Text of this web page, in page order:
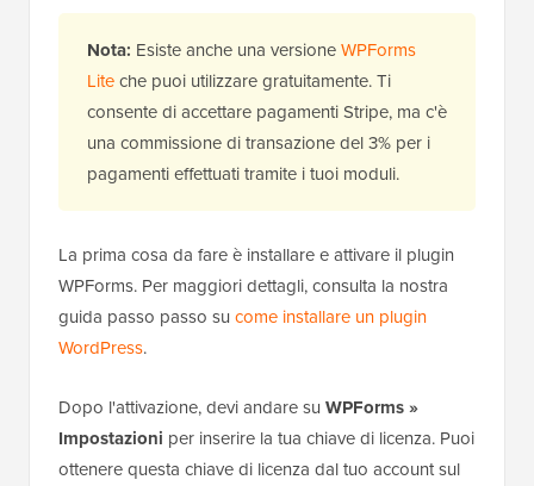
Nota: Esiste anche una versioneWPForms
Liteche puoi utilizzare gratuitamente. Ti
consente di accettare pagamenti Stripe, ma c'è
una commissione di transazione del 3% per i
pagamenti effettuati tramite i tuoi moduli.
La prima cosa da fare è installare e attivare il plugin
WPForms. Per maggiori dettagli, consulta la nostra
guida passo passo su come installare un plugin
WordPress.
Dopo l'attivazione, devi andare su WPForms »
Impostazioni per inserire la tua chiave di licenza. Puoi
ottenere questa chiave di licenza dal tuo account sul